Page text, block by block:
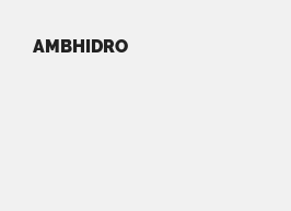
AMBHIDRO